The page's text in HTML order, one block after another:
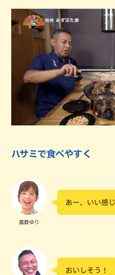
ハサミで食べやすく
嘉数ゆり
あー、いい感じ
おいしそう！